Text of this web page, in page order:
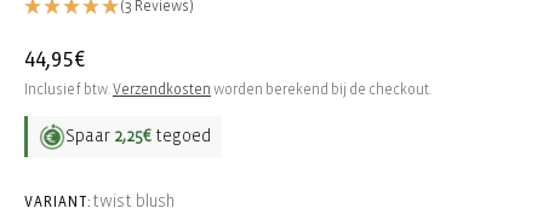
(3 Reviews)
Normale
prijs
44,95€
Inclusief btw.Verzendkosten worden berekend bij de checkout.
Spaar 2,25€ tegoed
VARIANT: twist blush